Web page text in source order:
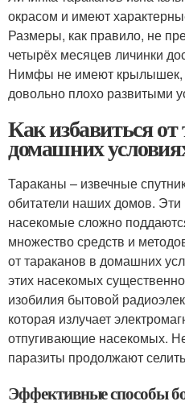
окрасом и имеют
Размеры, как правило, не
четырёх месяцев личинки
Нимфы не имеют крылышек,
довольно плохо развитыми
Как избавиться
домашних
Тараканы – извечные
обитатели наших домов.
насекомые сложно
множество средств и
от тараканов в домашних
этих насекомых
изобилия бытовой
которая излучает
отпугивающие насекомых.
паразиты продолжают
Эффективные способы